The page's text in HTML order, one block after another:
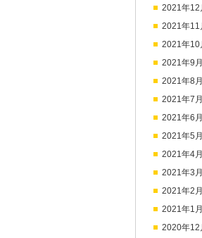
2021年12
2021年11
2021年10
2021年9月
2021年8月
2021年7月
2021年6月
2021年5月
2021年4月
2021年3月
2021年2月
2021年1月
2020年12